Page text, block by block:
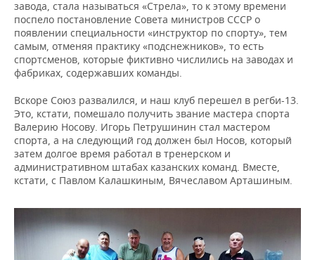
завода, стала называться «Стрела», то к этому времени
поспело постановление Совета министров СССР о
появлении специальности «инструктор по спорту», тем
самым, отменяя практику «подснежников», то есть
спортсменов, которые фиктивно числились на заводах и
фабриках, содержавших команды.
Вскоре Союз развалился, и наш клуб перешел в регби-13.
Это, кстати, помешало получить звание мастера спорта
Валерию Носову. Игорь Петрушинин стал мастером
спорта, а на следующий год должен был Носов, который
затем долгое время работал в тренерском и
административном штабах казанских команд. Вместе,
кстати, с Павлом Калашкиным, Вячеславом Арташиным.